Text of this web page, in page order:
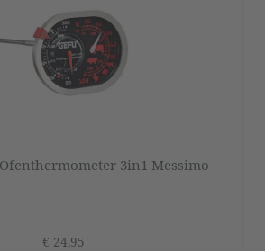
3in1 Messimo
€ 24,95